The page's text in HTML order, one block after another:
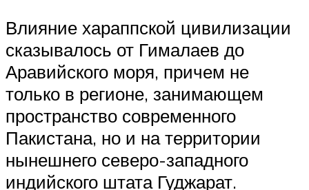
Влияние хараппской цивилизации
сказывалось от Гималаев до
Аравийского моря, причем не
только в регионе, занимающем
пространство современного
Пакистана, но и на территории
нынешнего северо-западного
индийского штата Гуджарат.